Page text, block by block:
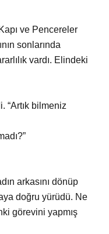
ve Pencereler
sonlarında
vardı. Elindeki
“Artık bilmeniz
arkasını dönüp
doğru yürüdü. Ne
görevini yapmış